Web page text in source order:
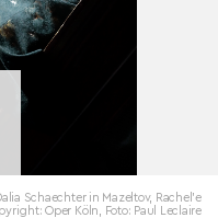
Schaechter in Mazeltov, Rachel'e
Oper Köln, Foto: Paul Leclaire